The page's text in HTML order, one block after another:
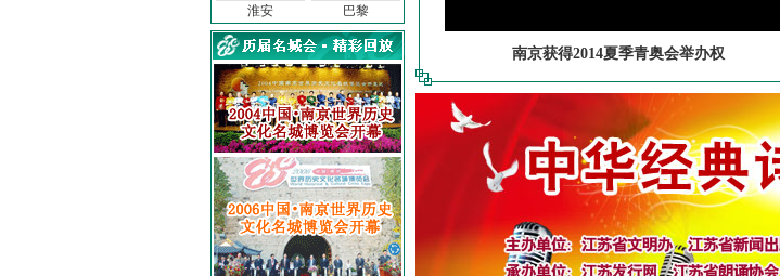
淮安 巴黎
南京获得2014夏季青奥会举办权